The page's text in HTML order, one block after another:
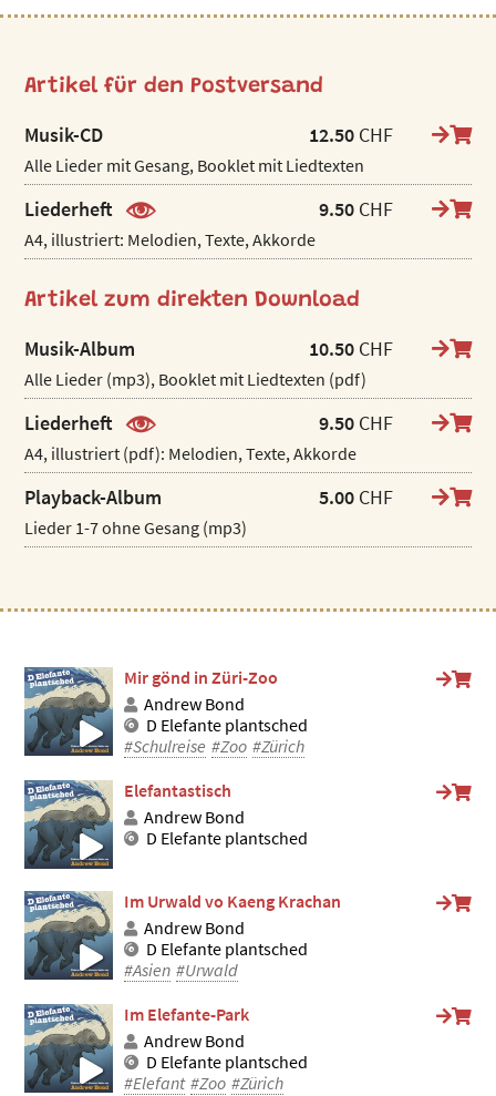
Artikel für den Postversand
Musik-CD 12.50 CHF
Alle Lieder mit Gesang, Booklet mit Liedtexten
Liederheft 9.50 CHF
A4, illustriert: Melodien, Texte, Akkorde
Artikel zum direkten Download
Musik-Album 10.50 CHF
Alle Lieder (mp3), Booklet mit Liedtexten (pdf)
Liederheft 9.50 CHF
A4, illustriert (pdf): Melodien, Texte, Akkorde
Playback-Album 5.00 CHF
Lieder 1-7 ohne Gesang (mp3)
Mir gönd in Züri-Zoo
Andrew Bond
D Elefante plantsched
#Schulreise #Zoo #Zürich
Elefantastisch
Andrew Bond
D Elefante plantsched
Im Urwald vo Kaeng Krachan
Andrew Bond
D Elefante plantsched
#Asien #Urwald
Im Elefante-Park
Andrew Bond
D Elefante plantsched
#Elefant #Zoo #Zürich